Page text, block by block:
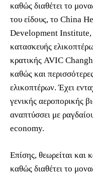
καθώς διαθέτει το
του είδους, το China
Development Institute,
κατασκευής
κρατικής AVIC
καθώς και
ελικοπτέρων. Έχει
γενικής αεροπορικής
αναπτύσσει με
economy.
Επίσης, θεωρείται και
καθώς διαθέτει το